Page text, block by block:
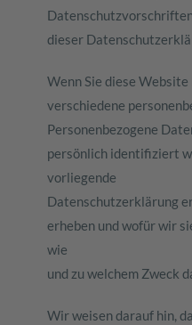
dieser
Wenn Sie diese
verschiedene
Personenbezogene
persönlich identifiziert
vorliegende
Datenschutzerklärung
erheben und wofür wir
wie
und zu welchem Zweck
Wir weisen darauf hin,